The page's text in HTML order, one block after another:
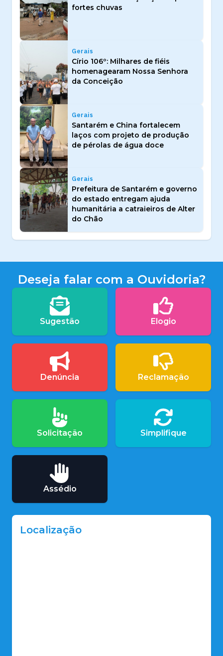
fortes chuvas
Gerais
Círio 106º: Milhares de fiéis
homenagearam Nossa Senhora
da Conceição
Gerais
Santarém e China fortalecem
laços com projeto de produção
de pérolas de água doce
Gerais
Prefeitura de Santarém e governo
do estado entregam ajuda
humanitária a catraieiros de Alter
do Chão
Deseja falar com a Ouvidoria?
Sugestão Elogio
Denúncia Reclamação
Solicitação Simplifique
Assédio
Localização